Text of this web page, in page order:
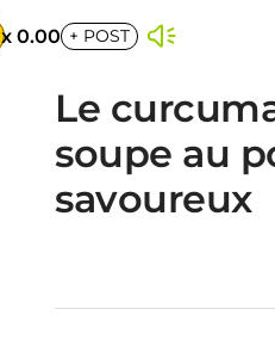
x 0.00 + POST
Le
soupe au
savoureux